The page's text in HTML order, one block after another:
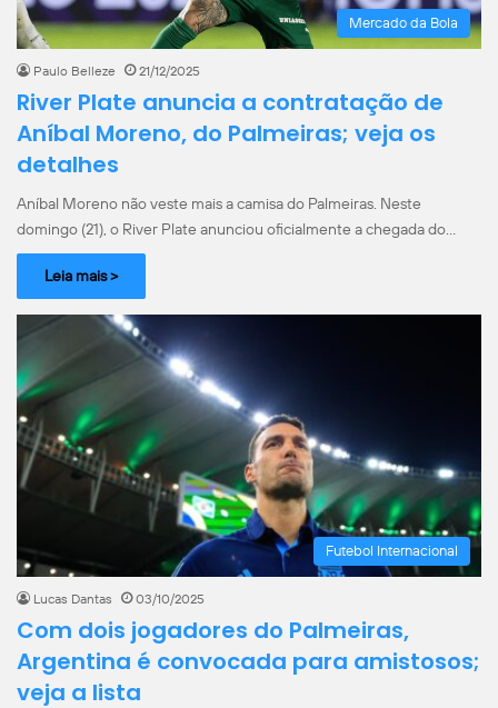
Mercado da Bola
Paulo Belleze 21/12/2025
River Plate anuncia a contratação de
Aníbal Moreno, do Palmeiras; veja os
detalhes
Aníbal Moreno não veste mais a camisa do Palmeiras. Neste
domingo (21), o River Plate anunciou oficialmente a chegada do…
Leia mais >
Futebol Internacional
Lucas Dantas 03/10/2025
Com dois jogadores do Palmeiras,
Argentina é convocada para amistosos;
veja a lista